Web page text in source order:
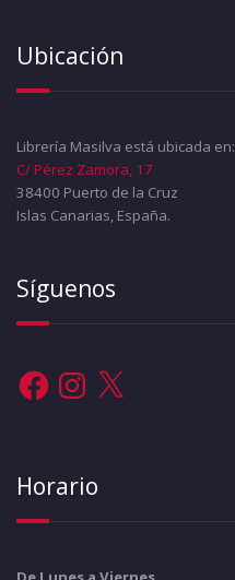
Ubicación
Librería Masilva está ubicada en:
C/ Pérez Zamora, 17
38400 Puerto de la Cruz
Islas Canarias, España.
Síguenos
FacebookInstagram
X
Horario